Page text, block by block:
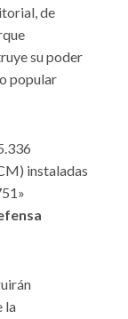
de
su poder
popular
instaladas
la